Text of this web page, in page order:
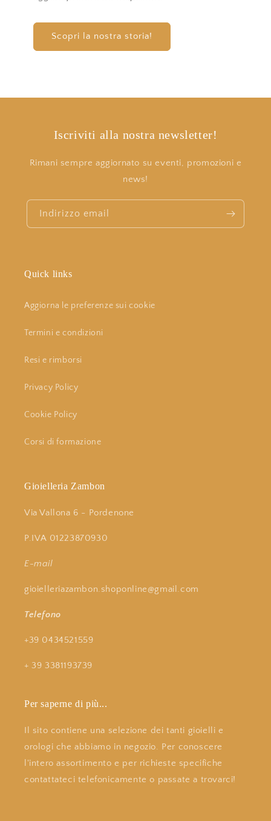
Scopri la nostra storia!
Iscriviti alla nostra newsletter!
Rimani sempre aggiornato su eventi, promozioni e
news!
Indirizzo email
Quick links
Aggiorna le preferenze sui cookie
Termini e condizioni
Resi e rimborsi
Privacy Policy
Cookie Policy
Corsi di formazione
Gioielleria Zambon
Via Vallona 6 - Pordenone
P.IVA 01223870930
E-mail
gioielleriazambon.shoponline@gmail.com
Telefono
+39 0434521559
+ 39 3381193739
Per saperne di più...
Il sito contiene una selezione dei tanti gioielli e
orologi che abbiamo in negozio. Per conoscere
l'intero assortimento e per richieste specifiche
contattateci telefonicamente o passate a trovarci!